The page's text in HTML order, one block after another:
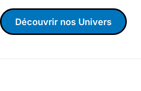
Découvrir nos Univers